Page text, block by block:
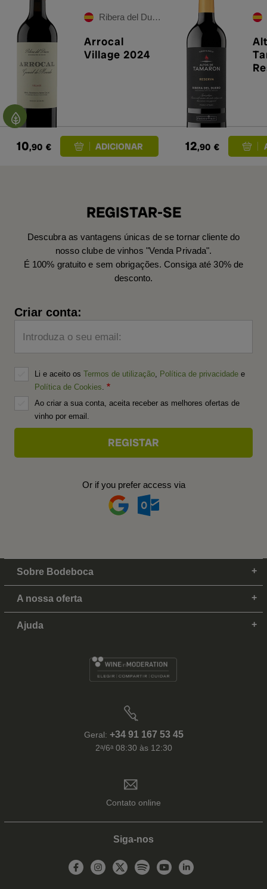
Ribera del Duero
Arrocal
Village 2024
10,90 € 12,90 €
REGISTAR-SE
Descubra as vantagens únicas de se tornar cliente do
nosso clube de vinhos "Venda Privada".
É 100% gratuito e sem obrigações. Consiga até 30% de
desconto.
Criar conta:
Introduza o seu email:
Li e aceito os Termos de utilização Política de privacidade e
Política de Cookies
Ao criar a sua conta, aceita receber as melhores ofertas de
vinho por email.
Or if you prefer access via
Sobre Bodeboca
A nossa oferta
Ajuda
Geral: +34 91 167 53 45
2ᵃ/6ᵃ 08:30 às 12:30
Contato online
Siga-nos